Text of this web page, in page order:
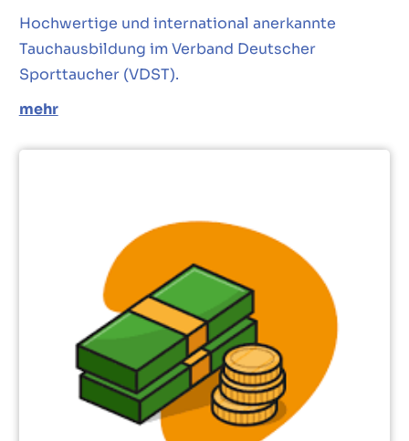
Hochwertige und international anerkannte
Tauchausbildung im Verband Deutscher
Sporttaucher (VDST).
mehr